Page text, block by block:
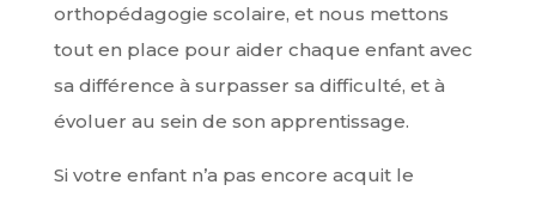
orthopédagogie scolaire, et nous mettons
tout en place pour aider chaque enfant avec
sa différence à surpasser sa difficulté, et à
évoluer au sein de son apprentissage.
Si votre enfant n’a pas encore acquit le